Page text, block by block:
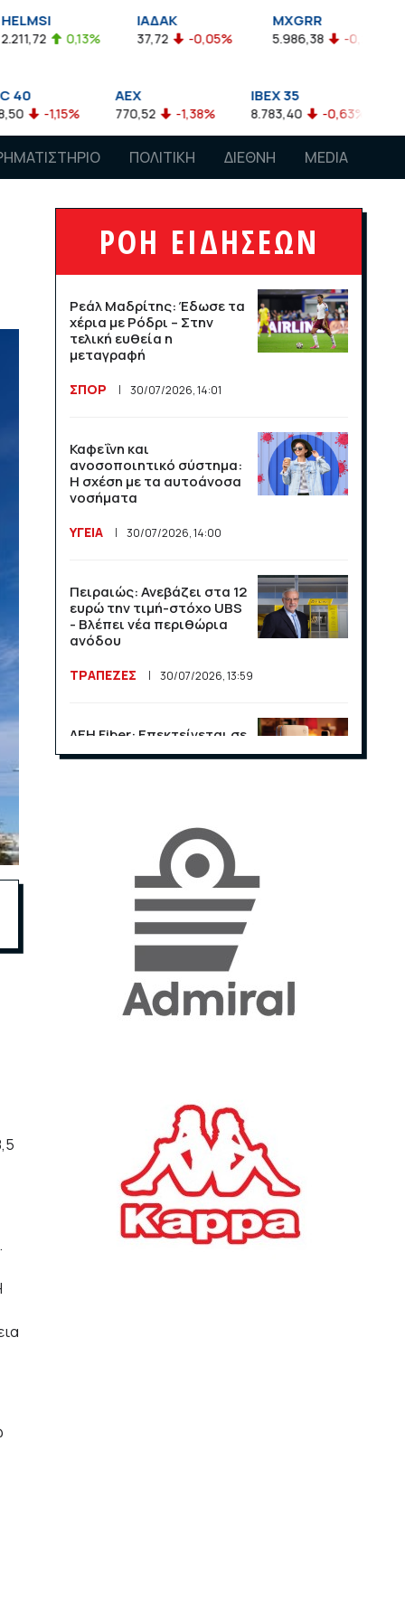
ΙΑΔΑΚ
37,72 -0,05% 5.986,38 -0,23% 2.924,61
AEX
770,52 -1,38% 8.783,40 -0,63% 4.007,68
ΠΟΛΙΤΙΚΗ ΔΙΕΘΝΗ MEDIA
ΡΟΗ ΕΙΔΗΣΕΩΝ
Ρεάλ Μαδρίτης: Έδωσε τα
χέρια με Ρόδρι – Στην
τελική ευθεία η
μεταγραφή
ΣΠΟΡ 30/07/2026, 14:01
Καφεΐνη και
ανοσοποιητικό σύστημα:
Η σχέση με τα αυτοάνοσα
νοσήματα
ΥΓΕΙΑ 30/07/2026, 14:00
Πειραιώς: Ανεβάζει στα 12
ευρώ την τιμή-στόχο UBS
- Βλέπει νέα περιθώρια
ανόδου
ΤΡΑΠΕΖΕΣ 30/07/2026, 13:59
ΔΕΗ Fiber: Επεκτείνεται σε
15 νέες περιοχές σε Αττική
«Η ακρίβεια «γονατίζει»
την κοινωνία - Νέα μεγάλη
έρευνα της Pulse για το
ΟΙΚΟΝΟΜΙΑ 23/07/2026, 12:50
Aktor: Δεν θα γίνουν
δεκτές προσφορές κάτω
Κ. Πιερρακάκης: Νέα
εποχή για το Ολυμπιακό
Κωπηλατοδρόμιο - Η
δημόσια περιουσία είναι
περιουσία όλων των